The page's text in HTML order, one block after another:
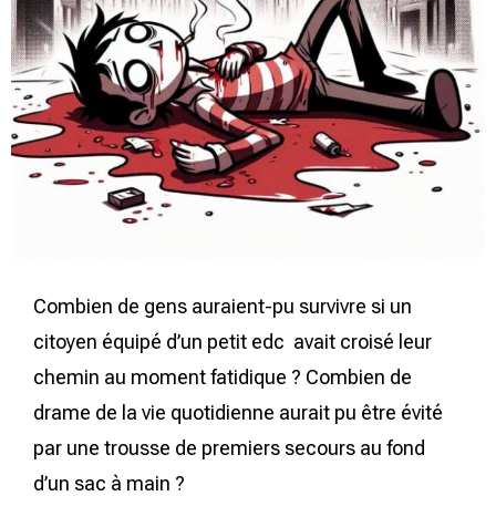
Combien de gens auraient-pu survivre si un
citoyen équipé d’un petit edc avait croisé leur
chemin au moment fatidique ? Combien de
drame de la vie quotidienne aurait pu être évité
par une trousse de premiers secours au fond
d’un sac à main ?